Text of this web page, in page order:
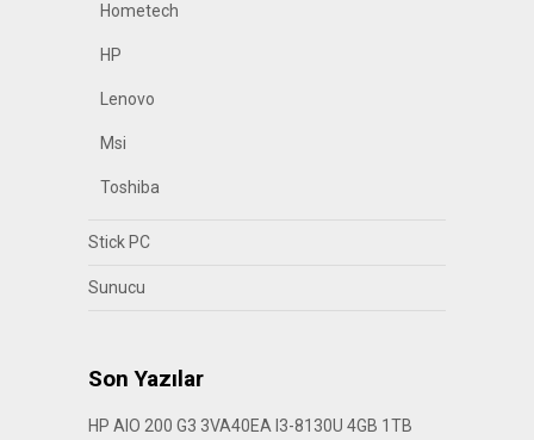
Hometech
HP
Lenovo
Msi
Toshiba
Stick PC
Sunucu
Son Yazılar
HP AIO 200 G3 3VA40EA I3-8130U 4GB 1TB